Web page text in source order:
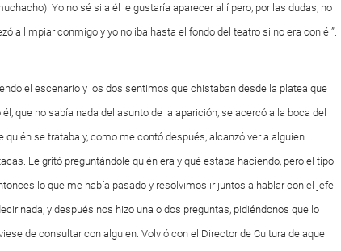
Yo no sé si a él le gustaría aparecer allí pero, por las dudas, no
a limpiar conmigo y yo no iba hasta el fondo del teatro si no era con él”.
el escenario y los dos sentimos que chistaban desde la platea que
que no sabía nada del asunto de la aparición, se acercó a la boca del
quién se trataba y, como me contó después, alcanzó ver a alguien
Le gritó preguntándole quién era y qué estaba haciendo, pero el tipo
lo que me había pasado y resolvimos ir juntos a hablar con el jefe
nada, y después nos hizo una o dos preguntas, pidiéndonos que lo
de consultar con alguien. Volvió con el Director de Cultura de aquel